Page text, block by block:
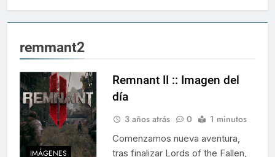
remmant2
IMÁGENES
Remnant II :: Imagen del
día
3 años atrás 0 1 minutos
Comenzamos nueva aventura,
tras finalizar Lords of the Fallen,